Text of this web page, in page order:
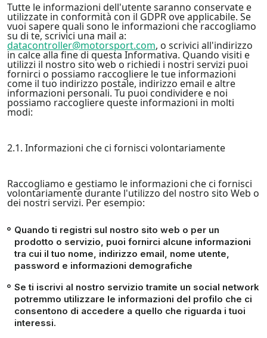
Tutte le informazioni dell'utente saranno conservate e
utilizzate in conformità con il GDPR ove applicabile. Se
vuoi sapere quali sono le informazioni che raccogliamo
su di te, scrivici una mail a:
datacontroller@motorsport.com, o scrivici all'indirizzo
in calce alla fine di questa Informativa. Quando visiti e
utilizzi il nostro sito web o richiedi i nostri servizi puoi
fornirci o possiamo raccogliere le tue informazioni
come il tuo indirizzo postale, indirizzo email e altre
informazioni personali. Tu puoi condividere e noi
possiamo raccogliere queste informazioni in molti
modi:
2.1. Informazioni che ci fornisci volontariamente
Raccogliamo e gestiamo le informazioni che ci fornisci
volontariamente durante l'utilizzo del nostro sito Web o
dei nostri servizi. Per esempio:
Quando ti registri sul nostro sito web o per un
prodotto o servizio, puoi fornirci alcune informazioni
tra cui il tuo nome, indirizzo email, nome utente,
password e informazioni demografiche
Se ti iscrivi al nostro servizio tramite un social network
potremmo utilizzare le informazioni del profilo che ci
consentono di accedere a quello che riguarda i tuoi
interessi.